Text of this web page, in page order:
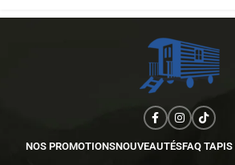
NOS PROMOTIONSNOUVEAUTÉSFAQ